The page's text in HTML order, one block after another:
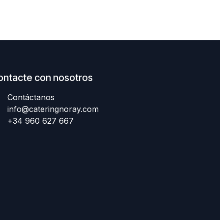
con nosotros
Contáctanos
info@cateringnoray.com
+34 960 627 667